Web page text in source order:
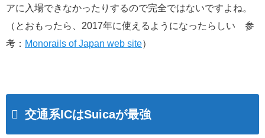
アに入場できなかったりするので完全ではないですよね。
（とおもったら、2017年に使えるようになったらしい 参
考： Monorails of Japan web site）
交通系ICはSuicaが最強